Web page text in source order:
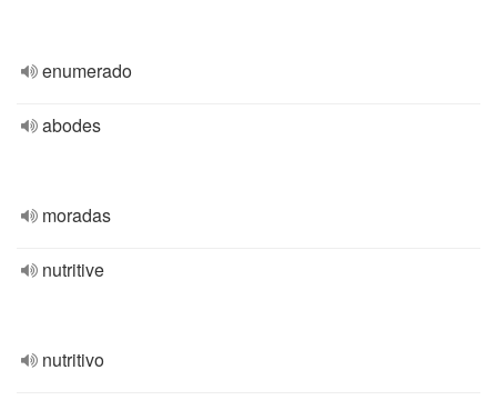
enumerado
abodes
moradas
nutritive
nutritivo